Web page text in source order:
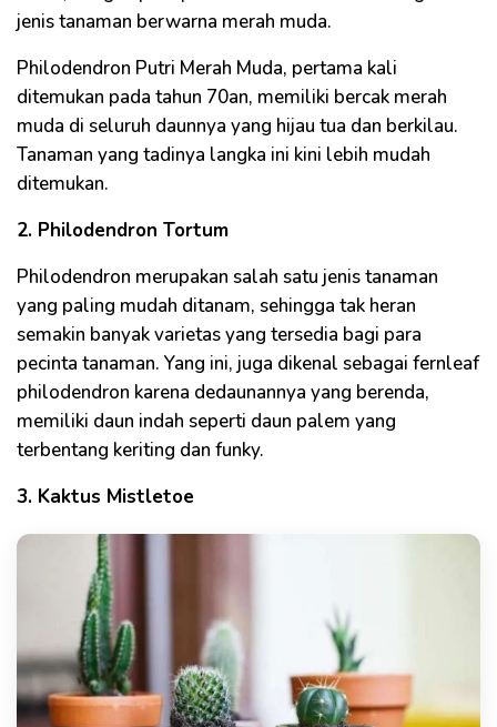
jenis tanaman berwarna merah muda.
Philodendron Putri Merah Muda, pertama kali
ditemukan pada tahun 70an, memiliki bercak merah
muda di seluruh daunnya yang hijau tua dan berkilau.
Tanaman yang tadinya langka ini kini lebih mudah
ditemukan.
2. Philodendron Tortum
Philodendron merupakan salah satu jenis tanaman
yang paling mudah ditanam, sehingga tak heran
semakin banyak varietas yang tersedia bagi para
pecinta tanaman. Yang ini, juga dikenal sebagai fernleaf
philodendron karena dedaunannya yang berenda,
memiliki daun indah seperti daun palem yang
terbentang keriting dan funky.
3. Kaktus Mistletoe